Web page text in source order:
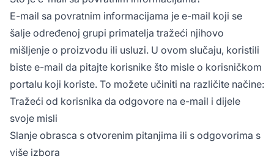
E-mail sa povratnim informacijama je e-mail koji se
šalje određenoj grupi primatelja tražeći njihovo
mišljenje o proizvodu ili usluzi. U ovom slučaju, koristili
biste e-mail da pitajte korisnike što misle o korisničkom
portalu koji koriste. To možete učiniti na različite načine:
Tražeći od korisnika da odgovore na e-mail i dijele
svoje misli
Slanje obrasca s otvorenim pitanjima ili s odgovorima s
više izbora